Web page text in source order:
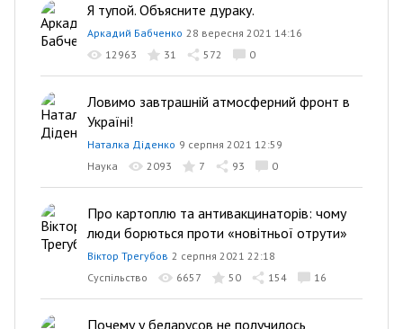
Я тупой. Объясните дураку.
Аркадий Бабченко 28 вересня 2021 14:16
12963
31 572 0
Ловимо завтрашній атмосферний фронт в
Україні!
Наталка Діденко 9 серпня 2021 12:59
Наука
2093 7 93 0
Про картоплю та антивакцинаторів: чому
люди борються проти «новітньої отрути»
Віктор Трегубов 2 серпня 2021 22:18
Суспільство
6657 50 154 16
Почему у беларусов не получилось